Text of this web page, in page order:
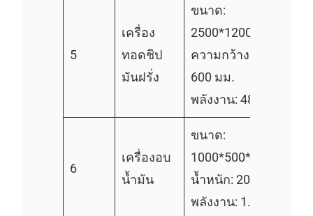
5
เครื่อง
ทอดชิป
มันฝรั่ง
ขนาด:
2500*1200*1550มม.
ความกว้างสายรัด:
600 มม.
พลังงาน: 48kW
6
เครื่องอบ
น้ำมัน
ขนาด:
1000*500*700 มม.
น้ำหนัก: 200 กก.
พลังงาน: 1.5kW